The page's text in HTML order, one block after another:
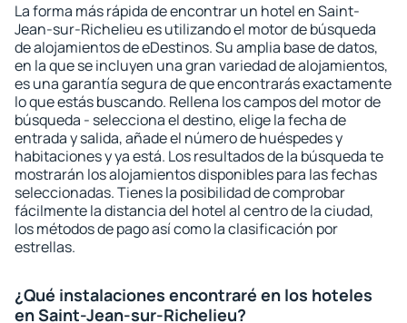
La forma más rápida de encontrar un hotel en Saint-
Jean-sur-Richelieu es utilizando el motor de búsqueda
de alojamientos de eDestinos. Su amplia base de datos,
en la que se incluyen una gran variedad de alojamientos,
es una garantía segura de que encontrarás exactamente
lo que estás buscando. Rellena los campos del motor de
búsqueda - selecciona el destino, elige la fecha de
entrada y salida, añade el número de huéspedes y
habitaciones y ya está. Los resultados de la búsqueda te
mostrarán los alojamientos disponibles para las fechas
seleccionadas. Tienes la posibilidad de comprobar
fácilmente la distancia del hotel al centro de la ciudad,
los métodos de pago así como la clasificación por
estrellas.
¿Qué instalaciones encontraré en los hoteles
en Saint-Jean-sur-Richelieu?